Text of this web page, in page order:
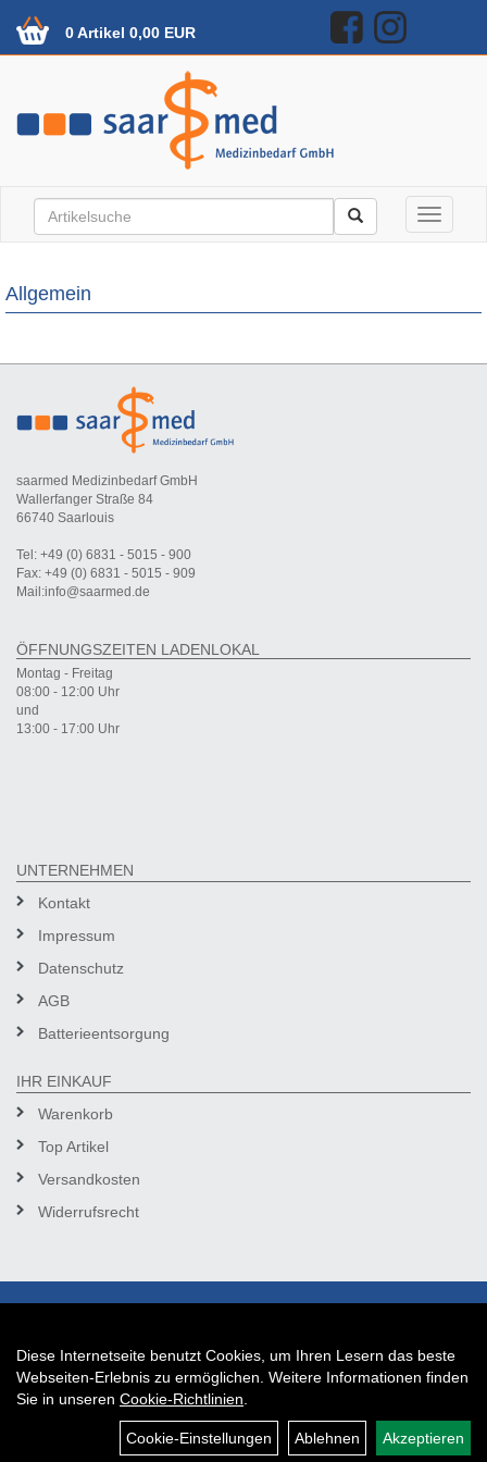
0 Artikel 0,00 EUR
Toggle
Allgemein
saarmed Medizinbedarf GmbH
Wallerfanger Straße 84
66740 Saarlouis
Tel: +49 (0) 6831 - 5015 - 900
Fax: +49 (0) 6831 - 5015 - 909
Mail:info@saarmed.de
ÖFFNUNGSZEITEN LADENLOKAL
Montag - Freitag
08:00 - 12:00 Uhr
und
13:00 - 17:00 Uhr
UNTERNEHMEN
Kontakt
Impressum
Datenschutz
AGB
Batterieentsorgung
IHR EINKAUF
Warenkorb
Top Artikel
Versandkosten
Widerrufsrecht
Diese Internetseite benutzt Cookies, um Ihren Lesern das beste
Webseiten-Erlebnis zu ermöglichen. Weitere Informationen finden
Sie in unseren Cookie-Richtlinien
Cookie-Einstellungen Ablehnen Akzeptieren
Auftrag widerrufen